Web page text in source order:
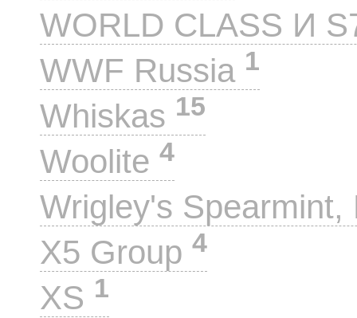
WORLD CLASS И
WWF Russia 1
Whiskas 15
Woolite 4
Wrigley's
X5 Group 4
XS 1